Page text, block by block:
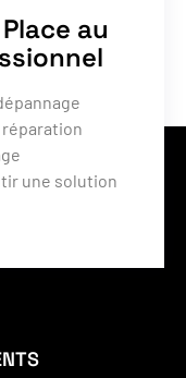
au
une solution